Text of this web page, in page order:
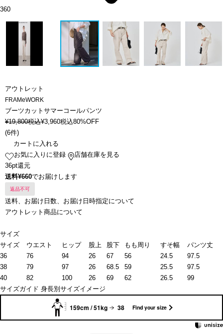
360
アウトレット
FRAMeWORK
ブーツカットサマーコールパンツ
¥19,800税込¥3,960税込80%OFF
(6件)
カートに入れる
お気に入りに登録
店舗在庫を見る
36pt還元
送料¥660でお届けします
返品不可
送料、お届け日数、お届け日時指定について
アウトレット商品について
サイズ
サイズ
ウエスト ヒップ 股上 股下 もも周り すそ幅
パンツ丈
36
76 94 26 67 56 24.5
97.5
38
79 97 26 68.5 59 25.5
97.5
40
82 100 26 69 62 26.5
99
サイズガイド 身長別サイズイメージ
159cm / 51kg 38 Find your size